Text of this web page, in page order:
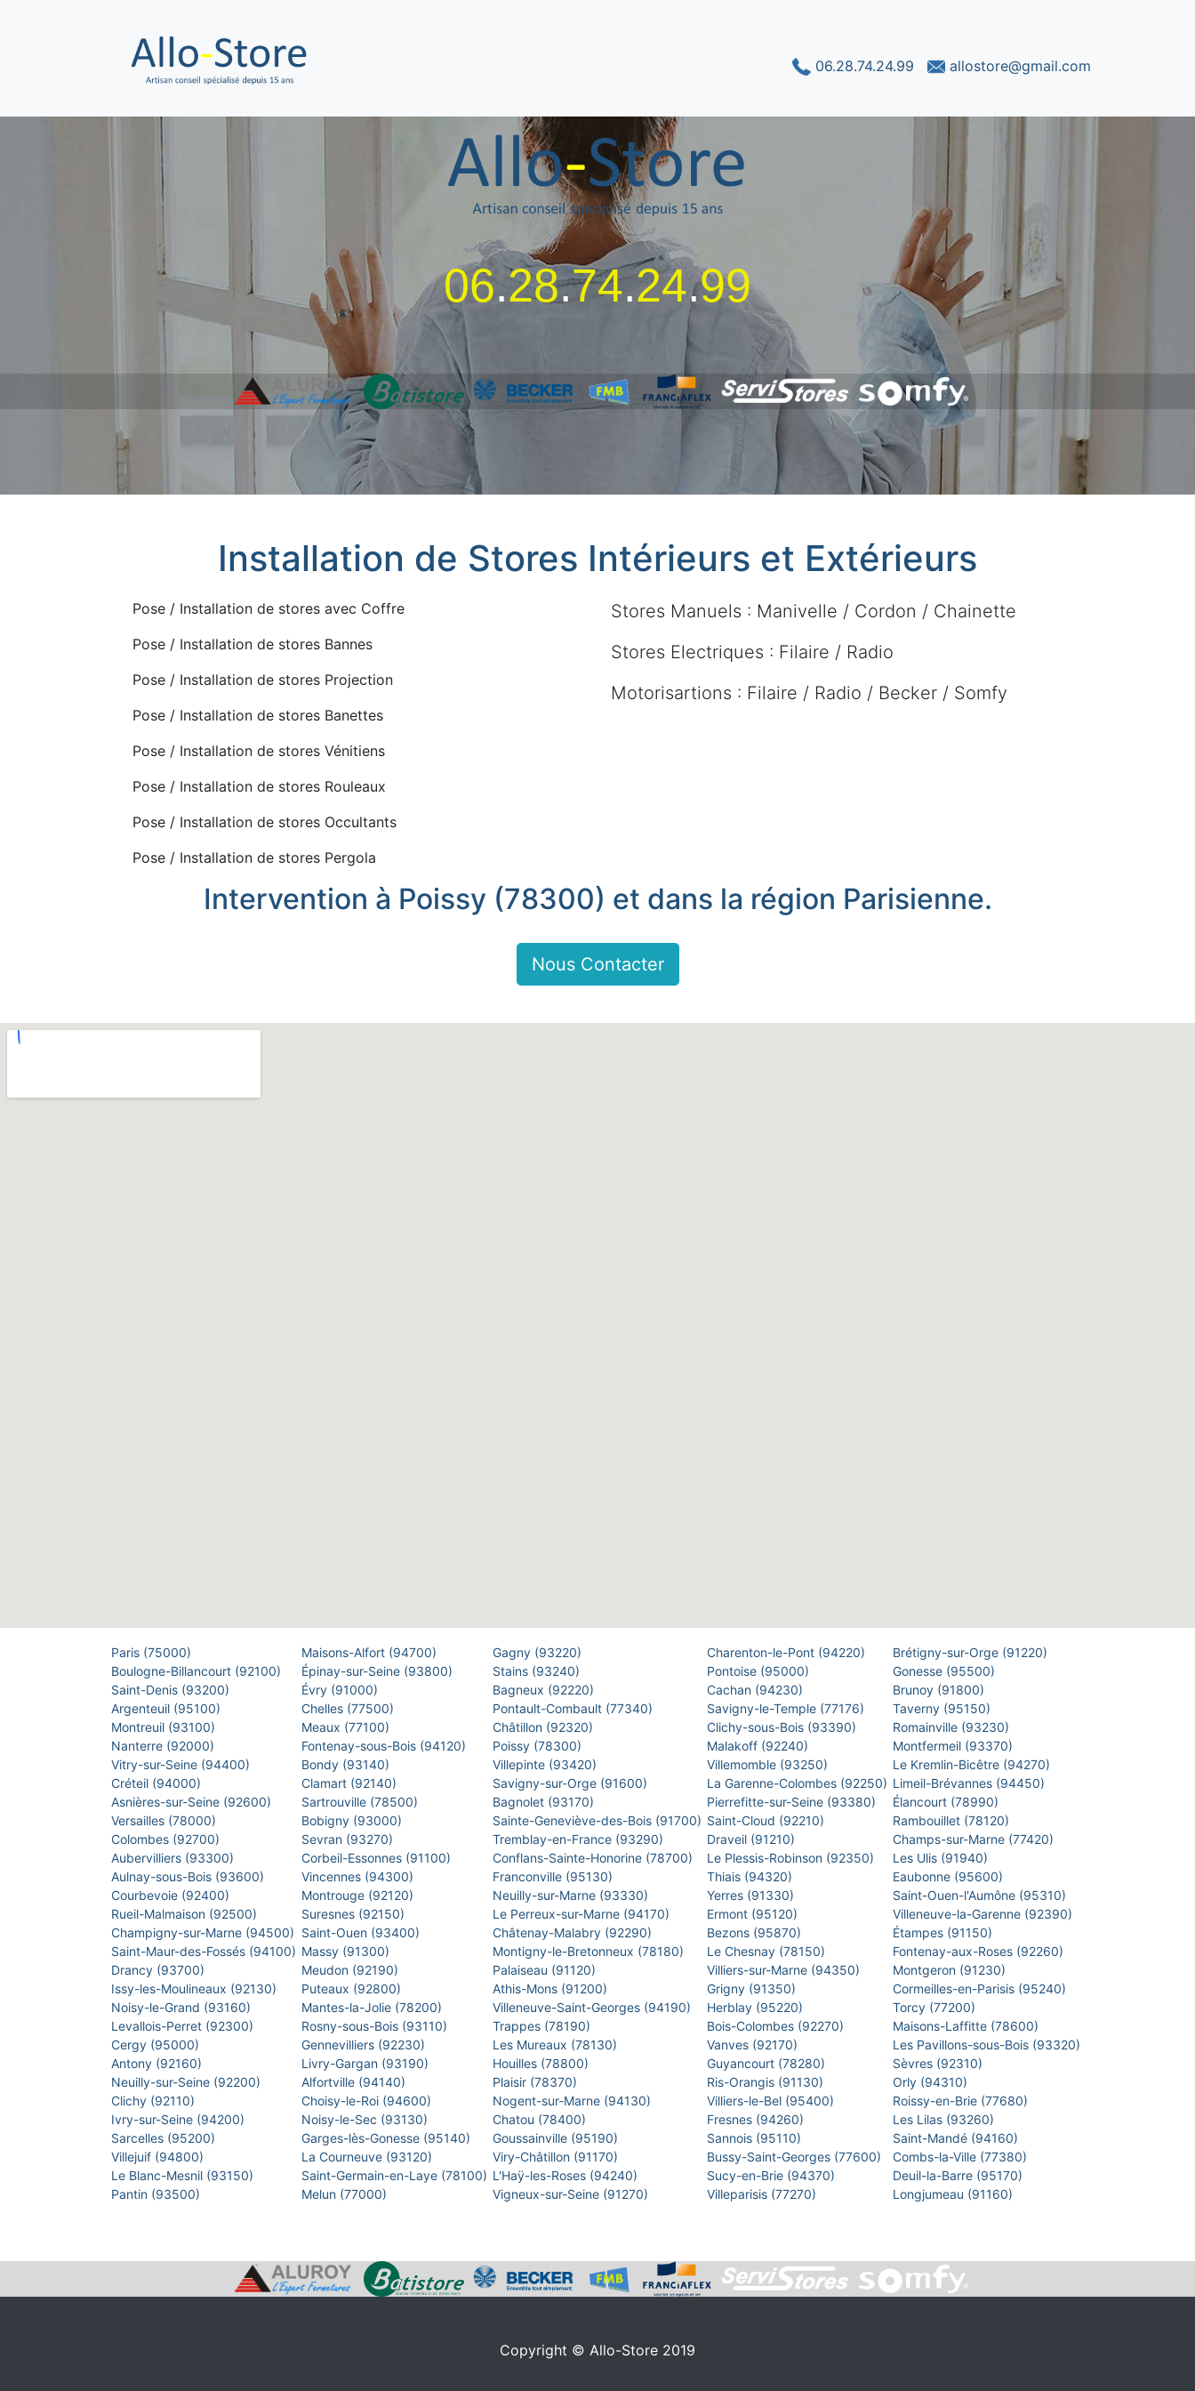
06.28.74.24.99 allostore@gmail.com
06.28.74.24.99
Installation de Stores Intérieurs et Extérieurs
Pose / Installation de stores avec Coffre
Pose / Installation de stores Bannes
Pose / Installation de stores Projection
Pose / Installation de stores Banettes
Pose / Installation de stores Vénitiens
Pose / Installation de stores Rouleaux
Pose / Installation de stores Occultants
Pose / Installation de stores Pergola
Stores Manuels : Manivelle / Cordon / Chainette
Stores Electriques : Filaire / Radio
Motorisartions : Filaire / Radio / Becker / Somfy
Intervention à Poissy (78300) et dans la région Parisienne.
Nous Contacter
Paris (75000)
Boulogne-Billancourt (92100)
Saint-Denis (93200)
Argenteuil (95100)
Montreuil (93100)
Nanterre (92000)
Vitry-sur-Seine (94400)
Créteil (94000)
Asnières-sur-Seine (92600)
Versailles (78000)
Colombes (92700)
Aubervilliers (93300)
Aulnay-sous-Bois (93600)
Courbevoie (92400)
Rueil-Malmaison (92500)
Champigny-sur-Marne (94500)
Saint-Maur-des-Fossés (94100)
Drancy (93700)
Issy-les-Moulineaux (92130)
Noisy-le-Grand (93160)
Levallois-Perret (92300)
Cergy (95000)
Antony (92160)
Neuilly-sur-Seine (92200)
Clichy (92110)
Ivry-sur-Seine (94200)
Sarcelles (95200)
Villejuif (94800)
Le Blanc-Mesnil (93150)
Pantin (93500)
Maisons-Alfort (94700)
Épinay-sur-Seine (93800)
Évry (91000)
Chelles (77500)
Meaux (77100)
Fontenay-sous-Bois (94120)
Bondy (93140)
Clamart (92140)
Sartrouville (78500)
Bobigny (93000)
Sevran (93270)
Corbeil-Essonnes (91100)
Vincennes (94300)
Montrouge (92120)
Suresnes (92150)
Saint-Ouen (93400)
Massy (91300)
Meudon (92190)
Puteaux (92800)
Mantes-la-Jolie (78200)
Rosny-sous-Bois (93110)
Gennevilliers (92230)
Livry-Gargan (93190)
Alfortville (94140)
Choisy-le-Roi (94600)
Noisy-le-Sec (93130)
Garges-lès-Gonesse (95140)
La Courneuve (93120)
Saint-Germain-en-Laye (78100)
Melun (77000)
Gagny (93220)
Stains (93240)
Bagneux (92220)
Pontault-Combault (77340)
Châtillon (92320)
Poissy (78300)
Villepinte (93420)
Savigny-sur-Orge (91600)
Bagnolet (93170)
Sainte-Geneviève-des-Bois (91700)
Tremblay-en-France (93290)
Conflans-Sainte-Honorine (78700)
Franconville (95130)
Neuilly-sur-Marne (93330)
Le Perreux-sur-Marne (94170)
Châtenay-Malabry (92290)
Montigny-le-Bretonneux (78180)
Palaiseau (91120)
Athis-Mons (91200)
Villeneuve-Saint-Georges (94190)
Trappes (78190)
Les Mureaux (78130)
Houilles (78800)
Plaisir (78370)
Nogent-sur-Marne (94130)
Chatou (78400)
Goussainville (95190)
Viry-Châtillon (91170)
L'Haÿ-les-Roses (94240)
Vigneux-sur-Seine (91270)
Charenton-le-Pont (94220)
Pontoise (95000)
Cachan (94230)
Savigny-le-Temple (77176)
Clichy-sous-Bois (93390)
Malakoff (92240)
Villemomble (93250)
La Garenne-Colombes (92250)
Pierrefitte-sur-Seine (93380)
Saint-Cloud (92210)
Draveil (91210)
Le Plessis-Robinson (92350)
Thiais (94320)
Yerres (91330)
Ermont (95120)
Bezons (95870)
Le Chesnay (78150)
Villiers-sur-Marne (94350)
Grigny (91350)
Herblay (95220)
Bois-Colombes (92270)
Vanves (92170)
Guyancourt (78280)
Ris-Orangis (91130)
Villiers-le-Bel (95400)
Fresnes (94260)
Sannois (95110)
Bussy-Saint-Georges (77600)
Sucy-en-Brie (94370)
Villeparisis (77270)
Brétigny-sur-Orge (91220)
Gonesse (95500)
Brunoy (91800)
Taverny (95150)
Romainville (93230)
Montfermeil (93370)
Le Kremlin-Bicêtre (94270)
Limeil-Brévannes (94450)
Élancourt (78990)
Rambouillet (78120)
Champs-sur-Marne (77420)
Les Ulis (91940)
Eaubonne (95600)
Saint-Ouen-l'Aumône (95310)
Villeneuve-la-Garenne (92390)
Étampes (91150)
Fontenay-aux-Roses (92260)
Montgeron (91230)
Cormeilles-en-Parisis (95240)
Torcy (77200)
Maisons-Laffitte (78600)
Les Pavillons-sous-Bois (93320)
Sèvres (92310)
Orly (94310)
Roissy-en-Brie (77680)
Les Lilas (93260)
Saint-Mandé (94160)
Combs-la-Ville (77380)
Deuil-la-Barre (95170)
Longjumeau (91160)
Copyright © Allo-Store 2019